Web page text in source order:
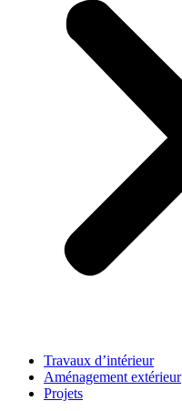
Travaux d’intérieur
Aménagement extérieur
Projets